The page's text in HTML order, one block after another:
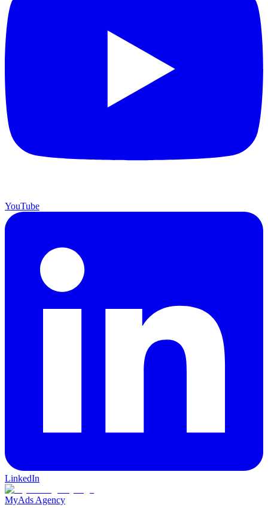
YouTube
LinkedIn
MyAds Agency